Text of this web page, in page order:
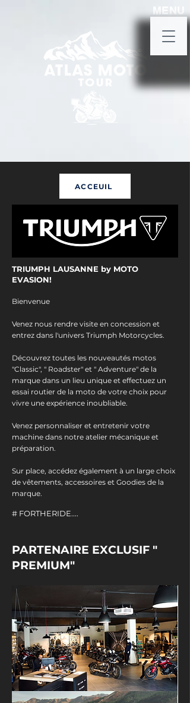
MENU
ACCEUIL
TRIUMPH LAUSANNE by MOTO
EVASION!
Bienvenue
Venez nous rendre visite en concession et
entrez dans l'univers Triumph Motorcycles.
Découvrez toutes les nouveautés motos
"Classic", " Roadster" et " Adventure" de la
marque dans un lieu unique et effectuez un
essai routier de la moto de votre choix pour
vivre une expérience inoubliable.
Venez personnaliser et entretenir votre
machine dans notre atelier mécanique et
préparation.
Sur place, accédez également à un large choix
de vêtements, accessoires et Goodies de la
marque.
# FORTHERIDE....
PARTENAIRE EXCLUSIF "
PREMIUM"